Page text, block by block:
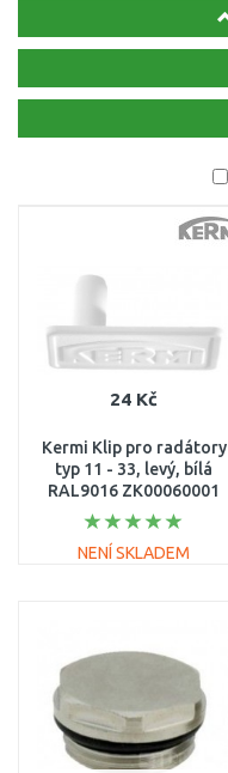
24 Kč
Kermi Klip pro radátory
typ 11 - 33, levý, bílá
RAL9016 ZK00060001
NENÍ SKLADEM
Porovnat